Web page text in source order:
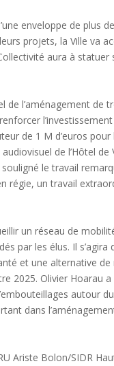
enveloppe de plus
projets, la Ville va
aura à
de l’aménagement de
de 1 M d’euros
de l’Hôtel de
le travail
régie, un travail
un réseau de
par les élus. Il s’agira
et une alternative de
2025. Olivier Hoarau
autour
dans
Ariste Bolon/SIDR